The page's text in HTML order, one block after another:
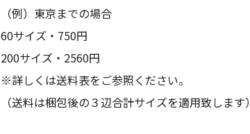
（例）東京までの場合
60サイズ・750円
200サイズ・2560円
※詳しくは送料表をご参照ください。
（送料は梱包後の３辺合計サイズを適用致します